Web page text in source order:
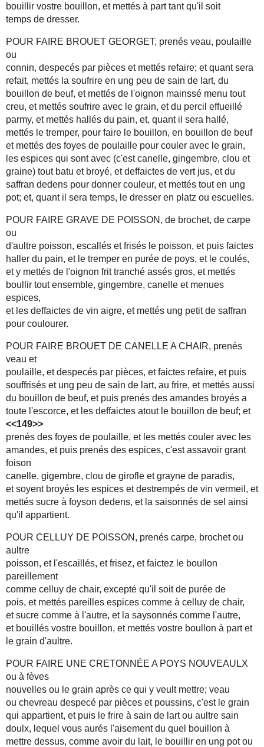
bouillir vostre bouillon, et mettés à part tant qu'il soit
temps de dresser.
POUR FAIRE BROUET GEORGET, prenés veau, poulaille
ou
connin, despecés par pièces et mettés refaire; et quant sera
refait, mettés la soufrire en ung peu de sain de lart, du
bouillon de beuf, et mettés de l'oignon mainssé menu tout
creu, et mettés soufrire avec le grain, et du percil effueillé
parmy, et mettés hallés du pain, et, quant il sera hallé,
mettés le tremper, pour faire le bouillon, en bouillon de beuf
et mettés des foyes de poulaille pour couler avec le grain,
les espices qui sont avec (c'est canelle, gingembre, clou et
graine) tout batu et broyé, et deffaictes de vert jus, et du
saffran dedens pour donner couleur, et mettés tout en ung
pot; et, quant il sera temps, le dresser en platz ou escuelles.
POUR FAIRE GRAVE DE POISSON, de brochet, de carpe
ou
d'aultre poisson, escallés et frisés le poisson, et puis faictes
haller du pain, et le tremper en purée de poys, et le coulés,
et y mettés de l'oignon frit tranché assés gros, et mettés
boullir tout ensemble, gingembre, canelle et menues
espices,
et les deffaictes de vin aigre, et mettés ung petit de saffran
pour coulourer.
POUR FAIRE BROUET DE CANELLE A CHAIR, prenés
veau et
poulaille, et despecés par pièces, et faictes refaire, et puis
souffrisés et ung peu de sain de lart, au frire, et mettés aussi
du bouillon de beuf, et puis prenés des amandes broyés a
toute l'escorce, et les deffaictes atout le bouillon de beuf; et
<<149>>
prenés des foyes de poulaille, et les mettés couler avec les
amandes, et puis prenés des espices, c'est assavoir grant
foison
canelle, gigembre, clou de girofle et grayne de paradis,
et soyent broyés les espices et destrempés de vin vermeil, et
mettés sucre à foyson dedens, et la saisonnés de sel ainsi
qu'il appartient.
POUR CELLUY DE POISSON, prenés carpe, brochet ou
aultre
poisson, et l'escaillés, et frisez, et faictez le boullon
pareillement
comme celluy de chair, excepté qu'il soit de purée de
pois, et mettés pareilles espices comme à celluy de chair,
et sucre comme à l'autre, et la saysonnés comme l'autre,
et bouillés vostre bouillon, et mettés vostre boullon à part et
le grain d'aultre.
POUR FAIRE UNE CRETONNÉE A POYS NOUVEAULX
ou à fèves
nouvelles ou le grain après ce qui y veult mettre; veau
ou chevreau despecé par pièces et poussins, c'est le grain
qui appartient, et puis le frire à sain de lart ou aultre sain
doulx, lequel vous aurés l'aisement du quel bouillon à
mettre dessus, comme avoir du lait, le bouillir en ung pot ou